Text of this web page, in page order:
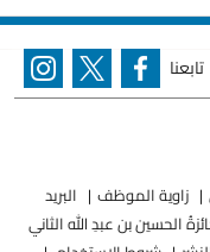
تابعنا
زاوية الموظف
البريد
الحسين بن عبدِ الله الثاني